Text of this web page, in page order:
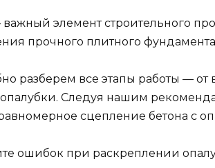
важный элемент строительного
прочного плитного
разберем все этапы работы — от
Следуя нашим
сцепление бетона с
ошибок при раскреплении